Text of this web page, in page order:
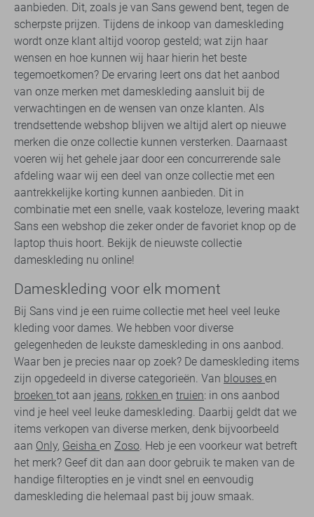
aanbieden. Dit, zoals je van Sans gewend bent, tegen de
scherpste prijzen. Tijdens de inkoop van dameskleding
wordt onze klant altijd voorop gesteld; wat zijn haar
wensen en hoe kunnen wij haar hierin het beste
tegemoetkomen? De ervaring leert ons dat het aanbod
van onze merken met dameskleding aansluit bij de
verwachtingen en de wensen van onze klanten. Als
trendsettende webshop blijven we altijd alert op nieuwe
merken die onze collectie kunnen versterken. Daarnaast
voeren wij het gehele jaar door een concurrerende sale
afdeling waar wij een deel van onze collectie met een
aantrekkelijke korting kunnen aanbieden. Dit in
combinatie met een snelle, vaak kosteloze, levering maakt
Sans een webshop die zeker onder de favoriet knop op de
laptop thuis hoort. Bekijk de nieuwste collectie
dameskleding nu online!
Dameskleding voor elk moment
Bij Sans vind je een ruime collectie met heel veel leuke
kleding voor dames. We hebben voor diverse
gelegenheden de leukste dameskleding in ons aanbod.
Waar ben je precies naar op zoek? De dameskleding items
zijn opgedeeld in diverse categorieën. Van blouses en
broeken tot aan jeans, rokken en truien: in ons aanbod
vind je heel veel leuke dameskleding. Daarbij geldt dat we
items verkopen van diverse merken, denk bijvoorbeeld
aan Only, Geisha en Zoso. Heb je een voorkeur wat betreft
het merk? Geef dit dan aan door gebruik te maken van de
handige filteropties en je vindt snel en eenvoudig
dameskleding die helemaal past bij jouw smaak.